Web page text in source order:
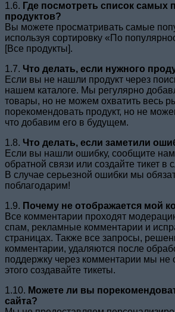
1.6. Где посмотреть список самых
продуктов?
Вы можете просматривать самые
используя сортировку «По
[Все продукты].
1.7. Что делать, если нужного
Если вы не нашли продукт через
нашем каталоге. Мы регулярно
товары, но не можем охватить весь
порекомендовать продукт, но не
что добавим его в будущем.
1.8. Что делать, если заметили
Если вы нашли ошибку, сообщите
обратной связи или создайте тикет в
В случае серьезной ошибки мы
поблагодарим!
1.9. Почему не отображается мой
Все комментарии проходят
спам, рекламные комментарии и
страницах. Также все запросы,
комментарии, удаляются после
поддержку через комментарии мы
этого создавайте тикеты.
1.10. Можете ли вы
сайта?